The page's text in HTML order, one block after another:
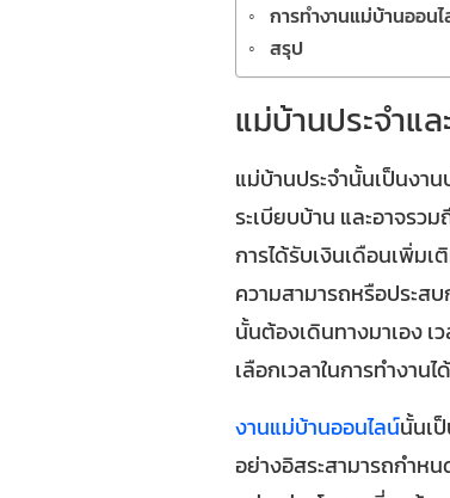
การทำงานแม่บ้านออน
สรุป
แม่บ้านประจำแ
แม่บ้านประจำนั้นเป็นงา
ระเบียบบ้าน และอาจรว
การได้รับเงินเดือนเพิ่ม
ความสามารถหรือประส
นั้นต้องเดินทางมาเอง เ
เลือกเวลาในการทำงาน
งานแม่บ้านออนไลน์นั้นเ
อย่างอิสระสามารถกำห